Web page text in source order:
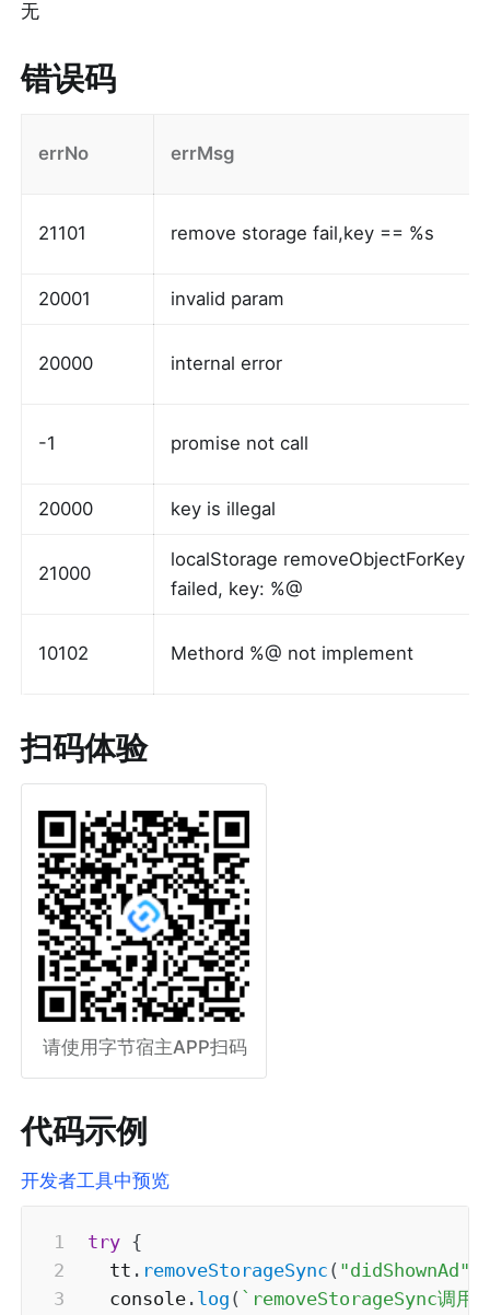
无
错误码
errNo errMsg
21101 remove storage fail,key == %s
20001 invalid param
20000 internal error
-1 promise not call
20000 key is illegal
21000
localStorage removeObjectForKey
failed, key: %@
10102 Methord %@ not implement
扫码体验
请使用字节宿主APP扫码
代码示例
开发者工具中预览
try {
  tt
. removeStorageSync ( "didShownAd"
  console
. log ( ` removeStorageSync调用